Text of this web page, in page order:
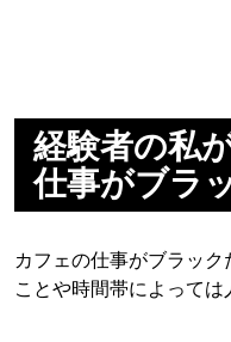
経験者の私
仕事がブラ
カフェの仕事がブラッ
ことや時間帯によっては